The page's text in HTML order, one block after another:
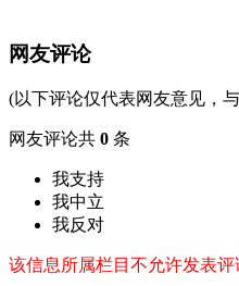
网友评论
(以下评论仅代表网友意见，
网友评论共 0 条
我支持
我中立
我反对
该信息所属栏目不允许发表评